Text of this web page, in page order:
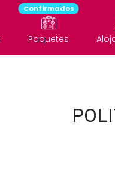
Paquetes
Confirmados